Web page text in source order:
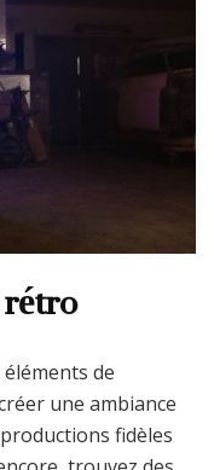
de
une ambiance
fidèles